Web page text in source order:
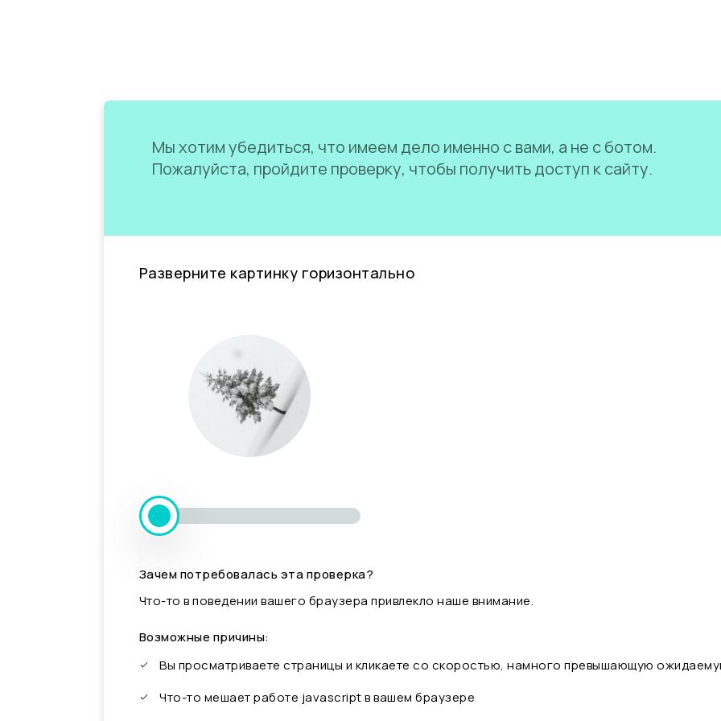
Мы хотим убедиться, что имеем дело именно с вами, а не с ботом.
Пожалуйста, пройдите проверку, чтобы получить доступ к сайту.
Разверните картинку горизонтально
Зачем потребовалась эта проверка?
Что-то в поведении вашего браузера привлекло наше внимание.
Возможные причины:
Вы просматриваете страницы и кликаете со скоростью, намного превышающую
Что-то мешает работе javascript в вашем браузере